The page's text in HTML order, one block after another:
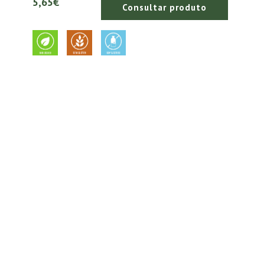
Consultar produto